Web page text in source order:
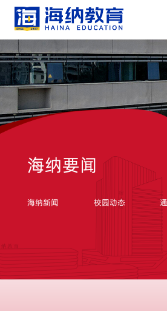
海纳要闻
海纳新闻 校园动态